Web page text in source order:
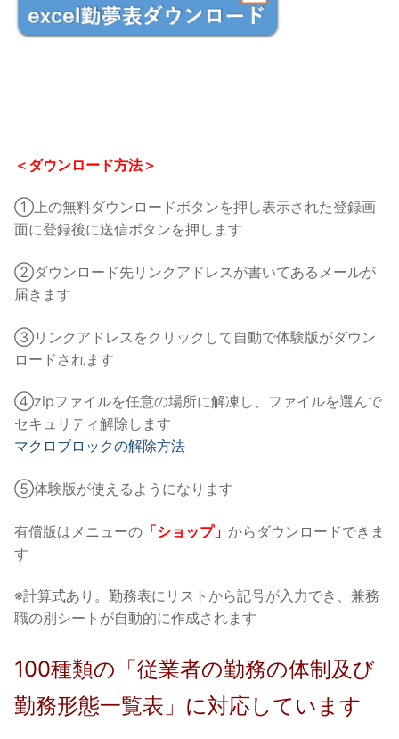
＜ダウンロード方法＞
①上の無料ダウンロードボタンを押し表示された登録画
面に登録後に送信ボタンを押します
②ダウンロード先リンクアドレスが書いてあるメールが
届きます
③リンクアドレスをクリックして自動で体験版がダウン
ロードされます
④zipファイルを任意の場所に解凍し、ファイルを選んで
セキュリティ解除します
マクロブロックの解除方法
⑤体験版が使えるようになります
有償版はメニューの 「ショップ」 からダウンロードできま
す
※計算式あり。勤務表にリストから記号が入力でき、兼務
職の別シートが自動的に作成されます
100種類の「従業者の勤務の体制及び
勤務形態一覧表」に対応しています